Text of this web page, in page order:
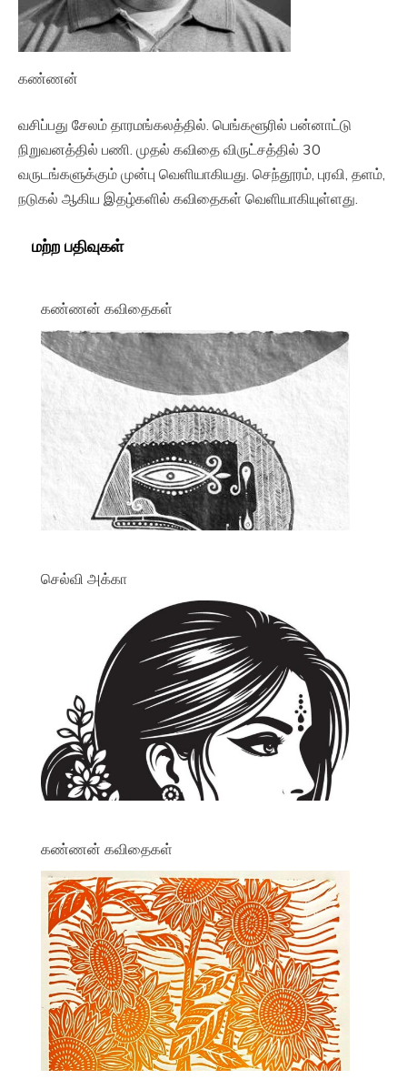
கண்ணன்
வசிப்பது சேலம் தாரமங்கலத்தில். பெங்களூரில் பன்னாட்டு
நிறுவனத்தில் பணி. முதல் கவிதை விருட்சத்தில் 30
வருடங்களுக்கும் முன்பு வெளியாகியது. செந்தூரம், புரவி, தளம்,
நடுகல் ஆகிய இதழ்களில் கவிதைகள் வெளியாகியுள்ளது.
மற்ற பதிவுகள்
கண்ணன் கவிதைகள்
செல்வி அக்கா
கண்ணன் கவிதைகள்